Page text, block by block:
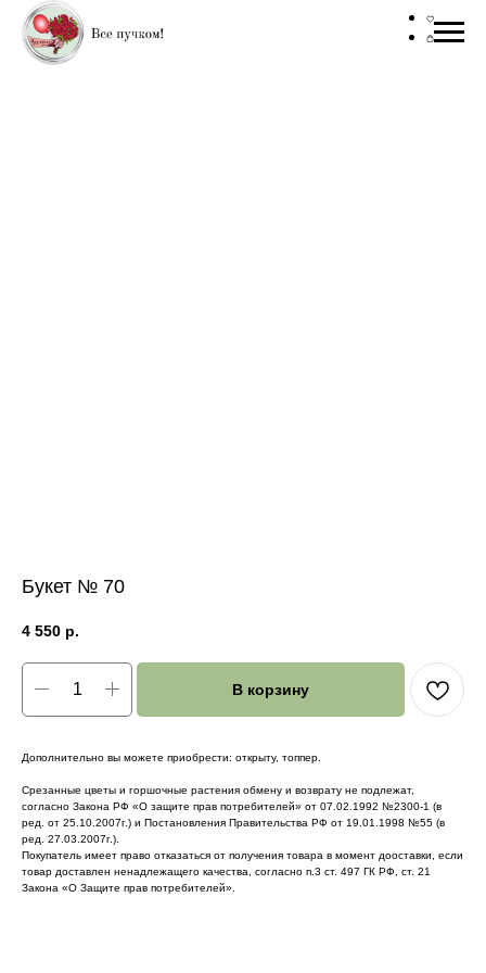
Букет № 70
4 550 р.
В корзину
Дополнительно вы можете приобрести: открыту, топпер.
Срезанные цветы и горшочные растения обмену и возврату не подлежат,
согласно Закона РФ «О защите прав потребителей» от 07.02.1992 №2300-1 (в
ред. от 25.10.2007г.) и Постановления Правительства РФ от 19.01.1998 №55 (в
ред. 27.03.2007г.).
Покупатель имеет право отказаться от получения товара в момент дооставки, если
товар доставлен ненадлежащего качества, согласно п.3 ст. 497 ГК РФ, ст. 21
Закона «О Защите прав потребителей».